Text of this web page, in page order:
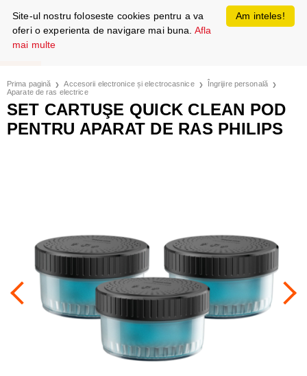
Prima pagină Accesorii electronice și electrocasnice
Îngrijire personală
Aparate de ras electrice
SET CARTUŞE QUICK CLEAN POD
PENTRU APARAT DE RAS PHILIPS
Am inteles!
Site-ul nostru foloseste cookies pentru a va
oferi o experienta de navigare mai buna. Afla
mai multe